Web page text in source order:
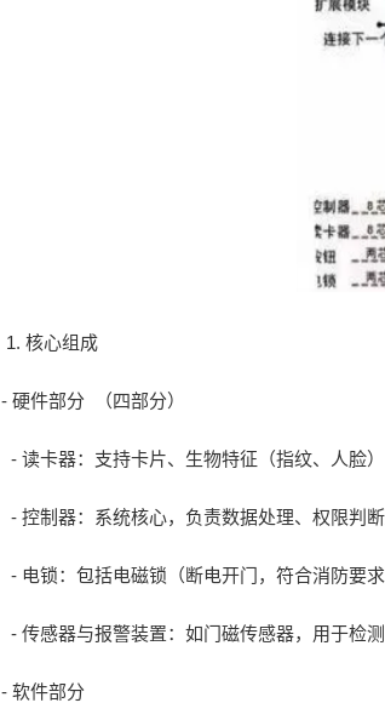
1. 核心组成
- 硬件部分 （四部分）
- 读卡器：支持卡片、生物特征（指纹、人脸
- 控制器：系统核心，负责数据处理、权限判
- 电锁：包括电磁锁（断电开门，符合消防要
- 传感器与报警装置：如门磁传感器，用于检
- 软件部分